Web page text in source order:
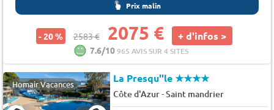
Prix malin
- 20 % 2583 € 2075 € + d'infos >
7.6/10965 AVIS SUR 4 SITES
Homair Vacances La Presqu''le★★★★
Côte d'Azur-Saint mandrier